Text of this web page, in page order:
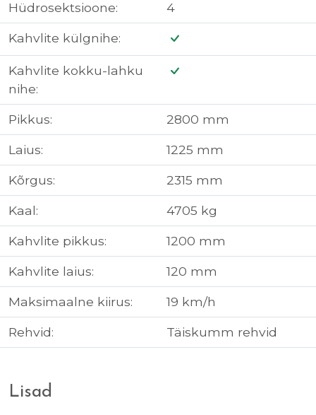
Hüdrosektsioone: 4
Kahvlite külgnihe:
Kahvlite kokku-lahku
nihe:
Pikkus: 2800 mm
Laius: 1225 mm
Kõrgus: 2315 mm
Kaal: 4705 kg
Kahvlite pikkus: 1200 mm
Kahvlite laius: 120 mm
Maksimaalne kiirus: 19 km/h
Rehvid: Täiskumm rehvid
Lisad